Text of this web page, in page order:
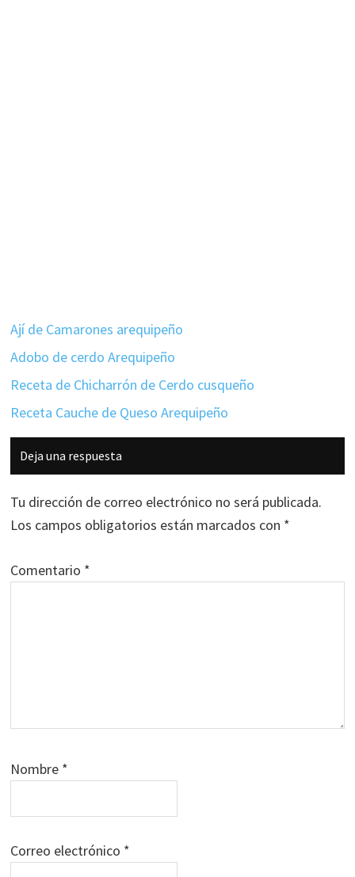
Ají de Camarones arequipeño
Adobo de cerdo Arequipeño
Receta de Chicharrón de Cerdo cusqueño
Receta Cauche de Queso Arequipeño
Interacciones
con
los
lectores
Deja una respuesta
Tu dirección de correo electrónico no será publicada.
Los campos obligatorios están marcados con *
Comentario *
Nombre *
Correo electrónico *